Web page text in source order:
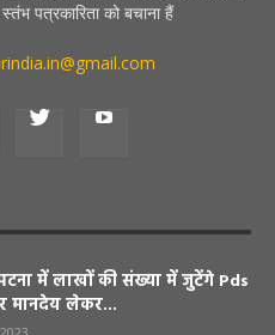
पत्रकारिता को बचाना हैं
में लाखों की संख्या में जुटेंगे Pds
मानदेय लेकर...